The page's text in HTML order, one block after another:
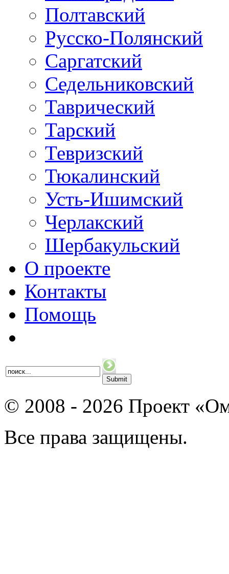
Полтавский
Русско-Полянский
Саргатский
Седельниковский
Таврический
Тарский
Тевризский
Тюкалинский
Усть-Ишимский
Черлакский
Шербакульский
О проекте
Контакты
Помощь
© 2008 - 2026 Проект
Все права защищены.